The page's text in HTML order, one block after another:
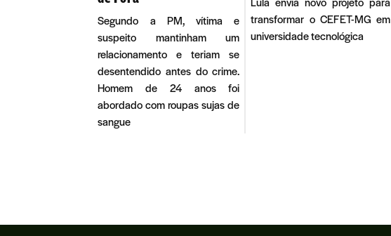
Segundo a PM, vítima e
suspeito mantinham um
relacionamento e teriam se
desentendido antes do crime.
Homem de 24 anos foi
abordado com roupas sujas de
sangue
transformar o CEFET-MG em
universidade tecnológica